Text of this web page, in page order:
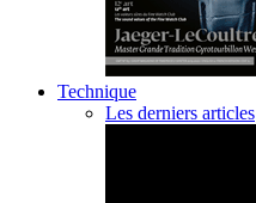
Technique
Les derniers articles